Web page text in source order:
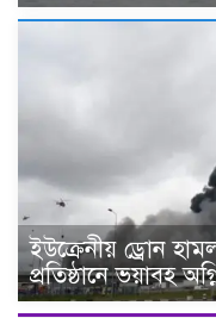
ইউক্রেনীয় ড্রোন
প্রতিষ্ঠানে ভয়াবহ